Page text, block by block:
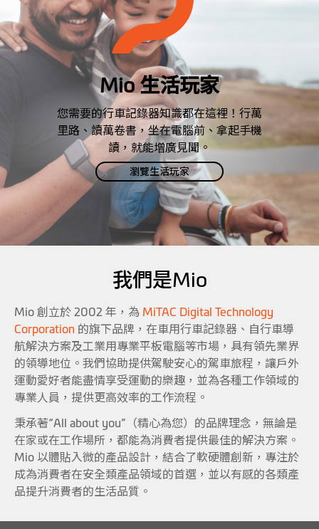
Mio 生活玩家
您需要的行車記錄器知識都在這裡！行萬
里路、讀萬卷書，坐在電腦前、拿起手機
讀，就能增廣見聞。
瀏覽生活玩家
我們是Mio
Mio 創立於 2002 年，為 MiTAC Digital Technology
Corporation 的旗下品牌，在車用行車記錄器、自行車導
航解決方案及工業用專業平板電腦等市場，具有領先業界
的領導地位。我們協助提供駕駛安心的駕車旅程，讓戶外
運動愛好者能盡情享受運動的樂趣，並為各種工作領域的
專業人員，提供更高效率的工作流程。
秉承著“All about you”（精心為您）的品牌理念，無論是
在家或在工作場所，都能為消費者提供最佳的解決方案。
Mio 以體貼入微的產品設計，結合了軟硬體創新，專注於
成為消費者在安全類產品領域的首選，並以有感的各類產
品提升消費者的生活品質。